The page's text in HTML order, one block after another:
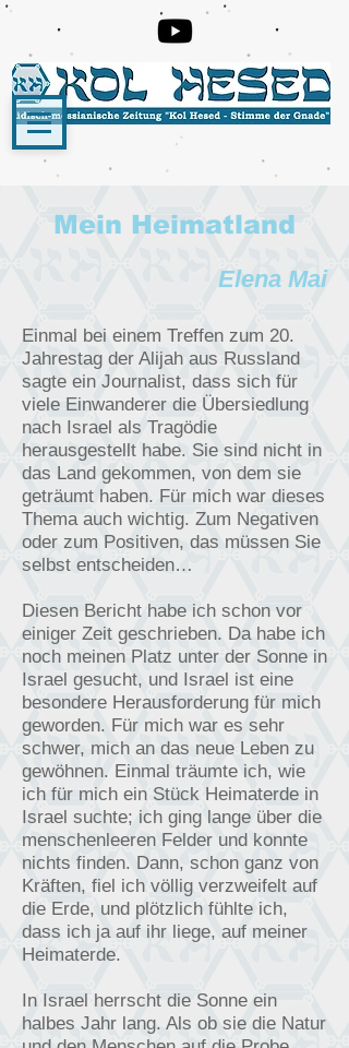
Mein Heimatland
Elena Mai
Einmal bei einem Treffen zum 20.
Jahrestag der Alijah aus Russland
sagte ein Journalist, dass sich für
viele Einwanderer die Übersiedlung
nach Israel als Tragödie
herausgestellt habe. Sie sind nicht in
das Land gekommen, von dem sie
geträumt haben. Für mich war dieses
Thema auch wichtig. Zum Negativen
oder zum Positiven, das müssen Sie
selbst entscheiden…
Diesen Bericht habe ich schon vor
einiger Zeit geschrieben. Da habe ich
noch meinen Platz unter der Sonne in
Israel gesucht, und Israel ist eine
besondere Herausforderung für mich
geworden. Für mich war es sehr
schwer, mich an das neue Leben zu
gewöhnen. Einmal träumte ich, wie
ich für mich ein Stück Heimaterde in
Israel suchte; ich ging lange über die
menschenleeren Felder und konnte
nichts finden. Dann, schon ganz von
Kräften, fiel ich völlig verzweifelt auf
die Erde, und plötzlich fühlte ich,
dass ich ja auf ihr liege, auf meiner
Heimaterde.
In Israel herrscht die Sonne ein
halbes Jahr lang. Als ob sie die Natur